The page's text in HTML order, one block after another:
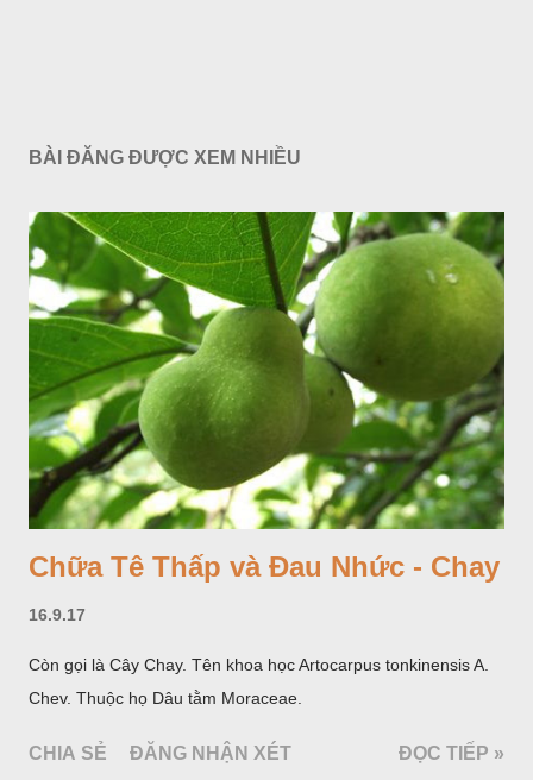
BÀI ĐĂNG ĐƯỢC XEM NHIỀU
Chữa Tê Thấp và Đau Nhức - Chay
16.9.17
Còn gọi là Cây Chay. Tên khoa học Artocarpus tonkinensis A.
Chev. Thuộc họ Dâu tằm Moraceae.
CHIA SẺ ĐĂNG NHẬN XÉT ĐỌC TIẾP »